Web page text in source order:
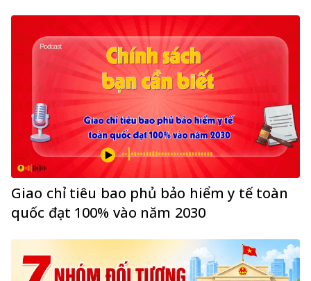
Giao chỉ tiêu bao phủ bảo hiểm y tế toàn
quốc đạt 100% vào năm 2030